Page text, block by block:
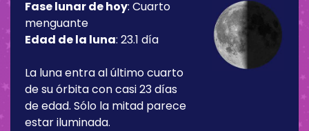
Fase lunar de hoy: Cuarto
menguante
Edad de la luna: 23.1 día
La luna entra al último cuarto
de su órbita con casi 23 días
de edad. Sólo la mitad parece
estar iluminada.